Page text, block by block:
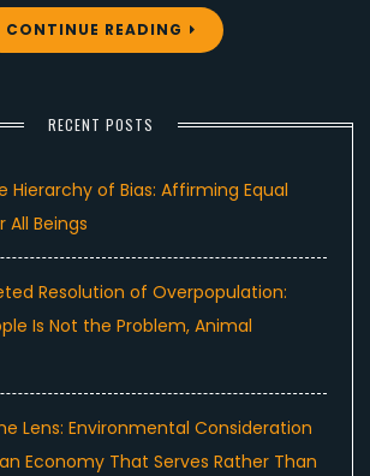
CONTINUE READING
RECENT POSTS
Hierarchy of Bias: Affirming Equal
Beings
Resolution of Overpopulation:
Is Not the Problem, Animal
Lens: Environmental Consideration
Economy That Serves Rather Than